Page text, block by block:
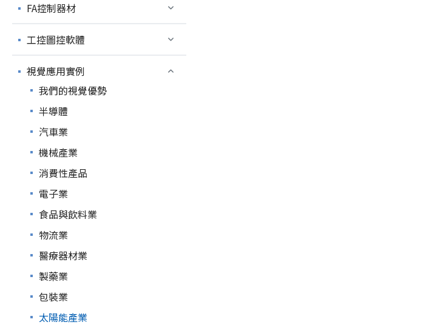
FA控制器材
工控圖控軟體
視覺應用實例
我們的視覺優勢
半導體
汽車業
機械產業
消費性產品
電子業
食品與飲料業
物流業
醫療器材業
製藥業
包裝業
太陽能產業